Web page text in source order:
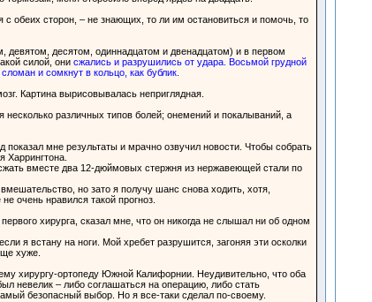
обеих сторон, – не знающих, то ли им остановиться и помочь, то
десятом, одиннадцатом и двенадцатом) и в первом
силой, они сжались и разрушились от удара. Восьмой грудной
и сомкнут в кольцо, как бублик.
Картина вырисовывалась неприглядная.
различных типов болей; онемений и покалываний, а
мне результаты и мрачно озвучил новости. Чтобы собрать
Харрингтона.
вместе два 12-дюймовых стержня из нержавеющей стали по
но зато я получу шанс снова ходить, хотя,
очень нравился такой прогноз.
хирурга, сказал мне, что он никогда не слышал ни об одном
я встану на ноги. Мой хребет разрушится, загоняя эти осколки
хуже.
хирургу-ортопеду Южной Калифорнии. Неудивительно, что оба
невелик – либо соглашаться на операцию, либо стать
безопасный выбор. Но я все-таки сделал по-своему.